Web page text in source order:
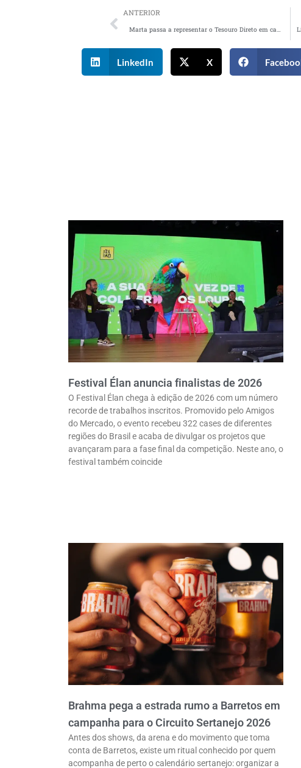
ANTERIOR
Marta passa a representar o Tesouro Direto em campanha voltada a novos investidores
LinkedIn X
Festival Élan anuncia finalistas de 2026
O Festival Élan chega à edição de 2026 com um número
recorde de trabalhos inscritos. Promovido pelo Amigos
do Mercado, o evento recebeu 322 cases de diferentes
regiões do Brasil e acaba de divulgar os projetos que
avançaram para a fase final da competição. Neste ano, o
festival também coincide
Brahma pega a estrada rumo a Barretos em
campanha para o Circuito Sertanejo 2026
Antes dos shows, da arena e do movimento que toma
conta de Barretos, existe um ritual conhecido por quem
acompanha de perto o calendário sertanejo: organizar a